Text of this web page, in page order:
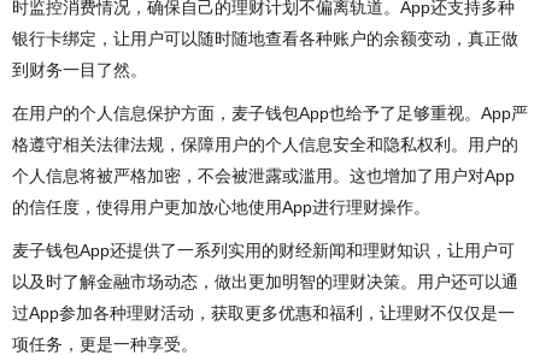
时监控消费情况，确保自己的理财计划不偏离轨道。App还支持多种
银行卡绑定，让用户可以随时随地查看各种账户的余额变动，真正做
到财务一目了然。
在用户的个人信息保护方面，麦子钱包App也给予了足够重视。App严
格遵守相关法律法规，保障用户的个人信息安全和隐私权利。用户的
个人信息将被严格加密，不会被泄露或滥用。这也增加了用户对App
的信任度，使得用户更加放心地使用App进行理财操作。
麦子钱包App还提供了一系列实用的财经新闻和理财知识，让用户可
以及时了解金融市场动态，做出更加明智的理财决策。用户还可以通
过App参加各种理财活动，获取更多优惠和福利，让理财不仅仅是一
项任务，更是一种享受。